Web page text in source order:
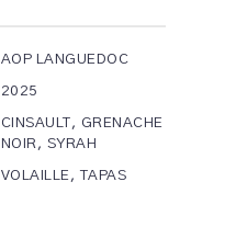
AOP LANGUEDOC
2025
CINSAULT, GRENACHE
NOIR, SYRAH
VOLAILLE, TAPAS